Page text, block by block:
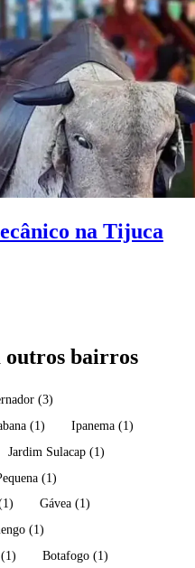
na Tijuca
outros bairros
(3)
(1) Ipanema (1)
Jardim Sulacap (1)
(1)
Gávea (1)
(1)
(1) Botafogo (1)